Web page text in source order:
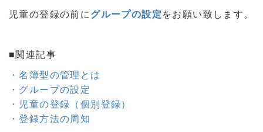
児童の登録の前にグループの設定 をお願い致します。
■関連記事
・名簿型の管理とは
・グループの設定
・児童の登録（個別登録）
・登録方法の周知